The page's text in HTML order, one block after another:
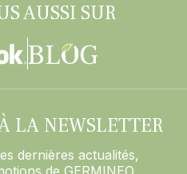
AUSSI SUR
LA NEWSLETTER
dernières actualités,